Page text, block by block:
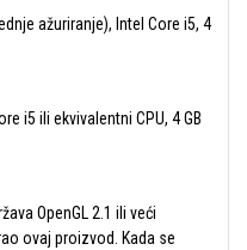
ažuriranje), Intel Core i5, 4
i5 ili ekvivalentni CPU, 4 GB
OpenGL 2.1 ili veći
ovaj proizvod. Kada se